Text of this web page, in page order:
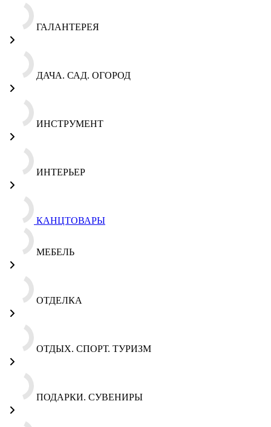
ГАЛАНТЕРЕЯ
ДАЧА. САД. ОГОРОД
ИНСТРУМЕНТ
ИНТЕРЬЕР
КАНЦТОВАРЫ
МЕБЕЛЬ
ОТДЕЛКА
ОТДЫХ. СПОРТ. ТУРИЗМ
ПОДАРКИ. СУВЕНИРЫ